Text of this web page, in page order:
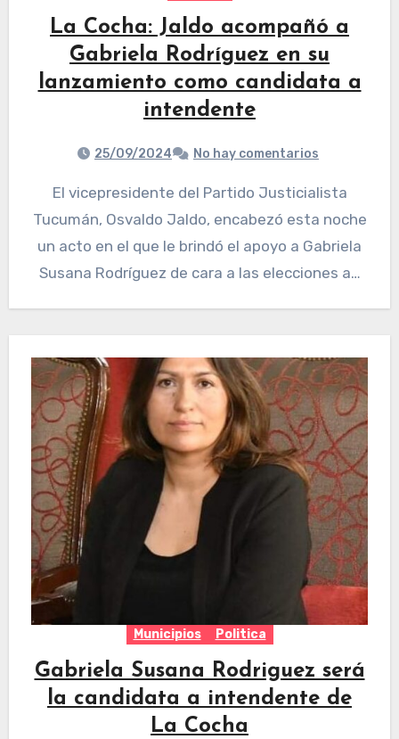
La Cocha: Jaldo acompañó a
Gabriela Rodríguez en su
lanzamiento como candidata a
intendente
25/09/2024 No hay comentarios
El vicepresidente del Partido Justicialista
Tucumán, Osvaldo Jaldo, encabezó esta noche
un acto en el que le brindó el apoyo a Gabriela
Susana Rodríguez de cara a las elecciones a…
Municipios Politica
Gabriela Susana Rodriguez será
la candidata a intendente de
La Cocha